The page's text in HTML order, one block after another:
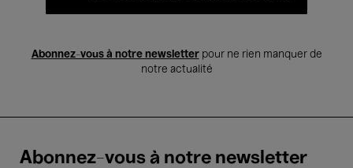
Abonnez-vous à notre newsletterpour ne rien manquer de
notre actualité
Abonnez-vous à notre newsletter